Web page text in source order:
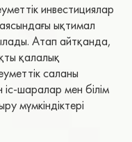
инвестициялар
ықтимал
Атап айтқанда,
қалалық
саланы
іс-шаралар мен білім
мүмкіндіктері